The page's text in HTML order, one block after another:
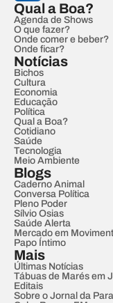
Qual a Boa?
Agenda de Shows
O que fazer?
Onde comer e beber?
Onde ficar?
Notícias
Bichos
Cultura
Economia
Educação
Política
Qual a Boa?
Cotidiano
Saúde
Tecnologia
Meio Ambiente
Blogs
Caderno Animal
Conversa Política
Pleno Poder
Sílvio Osias
Saúde Alerta
Mercado em
Papo Íntimo
Mais
Últimas Notícias
Tábuas de Marés em
Editais
Sobre o Jornal da